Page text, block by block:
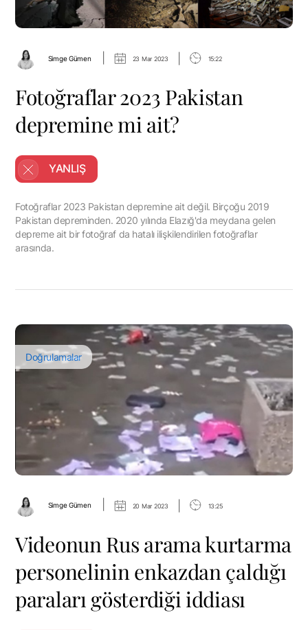
Simge Gümen 23 Mar 2023 15:22
Fotoğraflar 2023 Pakistan
depremine mi ait?
YANLIŞ
Fotoğraflar 2023 Pakistan depremine ait değil. Birçoğu 2019
Pakistan depreminden. 2020 yılında Elazığ'da meydana gelen
depreme ait bir fotoğraf da hatalı ilişkilendirilen fotoğraflar
arasında.
Doğrulamalar
Simge Gümen 20 Mar 2023 13:25
Videonun Rus arama kurtarma
personelinin enkazdan çaldığı
paraları gösterdiği iddiası